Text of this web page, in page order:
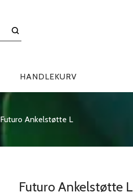
HANDLEKURV
Futuro Ankelstøtte L
Futuro Ankelstøtte L